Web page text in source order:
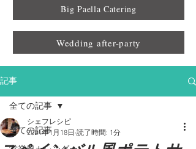
Big Paella Catering
Wedding after-party
記事
全ての記事
全ての記事
シェフレシピ
2021年1月18日 読了時間: 1分